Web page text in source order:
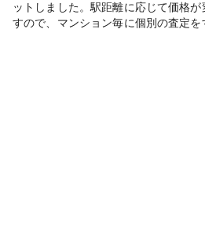
ットしました。駅距離に応じて価格
すので、マンション毎に個別の査定を